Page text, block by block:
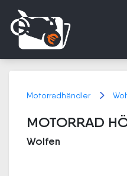
Motorradhändler
MOTORRAD
Wolfen